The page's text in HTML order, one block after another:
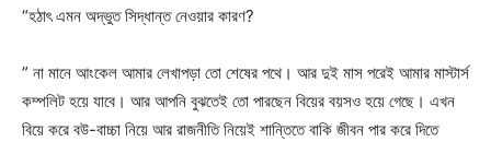
“হঠাৎ এমন অদ্ভুত সিদ্ধান্ত নেওয়ার কারণ?
” না মানে আংকেল আমার লেখাপড়া তো শেষের পথে। আর দুই মাস পরেই আমার মাস্টার্স
কম্পলিট হয়ে যাবে। আর আপনি বুঝতেই তো পারছেন বিয়ের বয়সও হয়ে গেছে। এখন
বিয়ে করে বউ-বাচ্চা নিয়ে আর রাজনীতি নিয়েই শান্তিতে বাকি জীবন পার করে দিতে